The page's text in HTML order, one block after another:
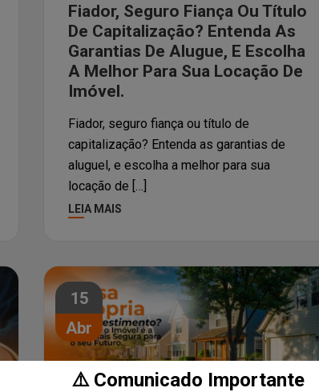
Fiador, Seguro Fiança Ou Título
De Capitalização? Entenda As
Garantias De Alugue, E Escolha
A Melhor Para Sua Locação De
Imóvel.
Fiador, seguro fiança ou título de
capitalização? Entenda as garantias de
aluguel, e escolha a melhor para sua
locação de […]
LEIA MAIS
15
Abr
⚠️ Comunicado Importante